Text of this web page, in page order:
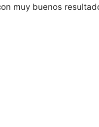
muy buenos